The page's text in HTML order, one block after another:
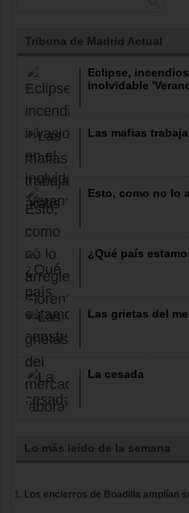
Tribuna de Madrid Actual
Eclipse,
inolvidable
Las mafias
Esto, como no lo
¿Qué país
Las grietas del
La cesada
Lo más leído de la semana
Los encierros de Boadilla amplían